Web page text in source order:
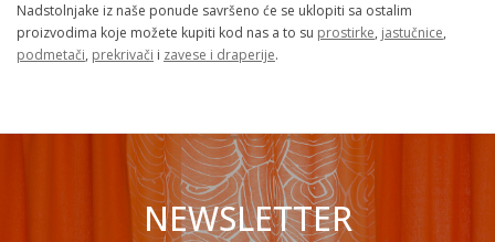
Nadstolnjake iz naše ponude savršeno će se uklopiti sa ostalim
proizvodima koje možete kupiti kod nas a to su prostirke, jastučnice,
podmetači, prekrivači i zavese i draperije.
NEWSLETTER